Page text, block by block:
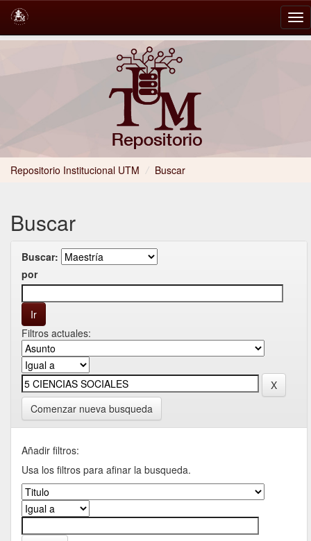
Repositorio Institucional UTM / Buscar
Buscar
Buscar:
por
Filtros actuales:
Comenzar nueva busqueda
Añadir filtros:
Usa los filtros para afinar la busqueda.